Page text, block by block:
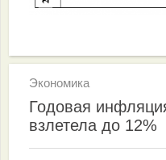
Экономика
Годовая
взлетела до 12%